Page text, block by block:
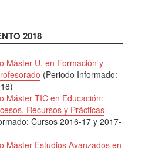
2018
Máster U. en Formación y
(Periodo Informado:
Máster TIC en Educación:
Recursos y Prácticas
Cursos 2016-17 y 2017-
Máster Estudios Avanzados en